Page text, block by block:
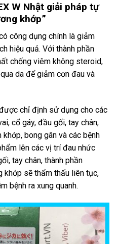
W Nhật giải pháp tự
khớp”
công dụng chính là giảm
hiệu quả. Với thành phần
chống viêm không steroid,
da để giảm cơn đau và
chỉ định sử dụng cho các
cổ gáy, đầu gối, tay chân,
khớp, bong gân và các bệnh
lên các vị trí đau nhức
tay chân, thành phần
khớp sẽ thẩm thấu liên tục,
bệnh ra xung quanh.